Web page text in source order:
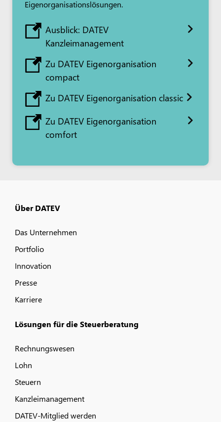
Eigenorganisationslösungen.
Ausblick: DATEV
Kanzleimanagement
Zu DATEV Eigenorganisation
compact
Zu DATEV Eigenorganisation classic
Zu DATEV Eigenorganisation
comfort
Über DATEV
Das Unternehmen
Portfolio
Innovation
Presse
Karriere
Lösungen für die Steuerberatung
Rechnungswesen
Lohn
Steuern
Kanzleimanagement
DATEV-Mitglied werden